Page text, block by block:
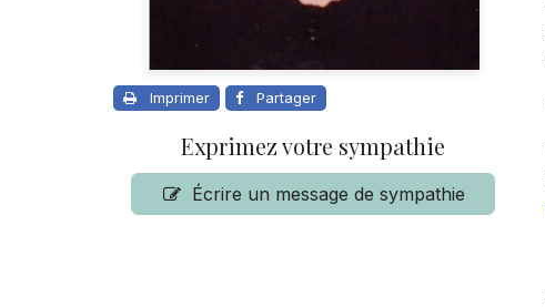
Imprimer Partager
Exprimez votre sympathie
Écrire un message de sympathie